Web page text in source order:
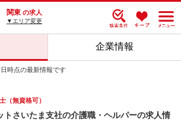
関東 の求人
▼エリア変更
企業情報
時点の最新情報です
（無資格可）
トさいたま支社の介護職・ヘルパーの求人情